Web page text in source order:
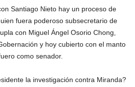
Santiago Nieto hay un proceso de
fuera poderoso subsecretario de
con Miguel Ángel Osorio Chong,
y hoy cubierto con el manto
como senador.
la investigación contra Miranda?